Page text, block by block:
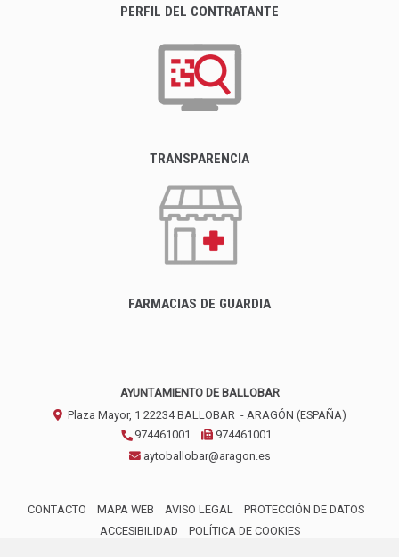
PERFIL DEL CONTRATANTE
TRANSPARENCIA
FARMACIAS DE GUARDIA
AYUNTAMIENTO DE BALLOBAR
Plaza Mayor, 1 22234 BALLOBAR - ARAGÓN (ESPAÑA)
974461001
974461001
aytoballobar@aragon.es
CONTACTO MAPA WEB AVISO LEGAL
PROTECCIÓN DE DATOS
ACCESIBILIDAD
POLÍTICA DE COOKIES